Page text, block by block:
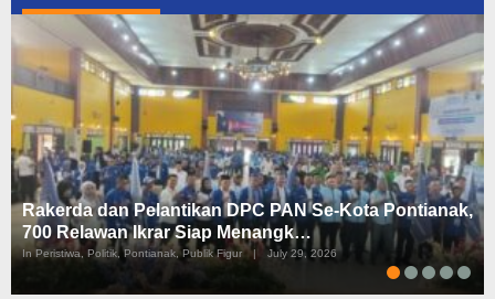
Rakerda dan Pelantikan DPC PAN Se-Kota Pontianak,
700 Relawan Ikrar Siap Menangk…
In Peristiwa, Politik, Pontianak, Publik Figur | July 29, 2026